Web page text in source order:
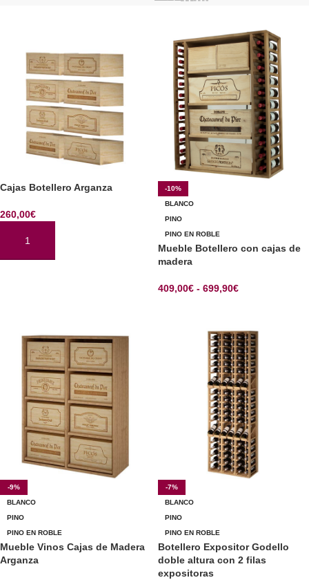
Cajas Botellero Arganza
260,00€
AÑADIR AL CARRITO
-10%
BLANCO
PINO
PINO EN ROBLE
Mueble Botellero con cajas de
madera
409,00€ - 699,90€
-9%
BLANCO
PINO
PINO EN ROBLE
Mueble Vinos Cajas de Madera
Arganza
-7%
BLANCO
PINO
PINO EN ROBLE
Botellero Expositor Godello
doble altura con 2 filas
expositoras